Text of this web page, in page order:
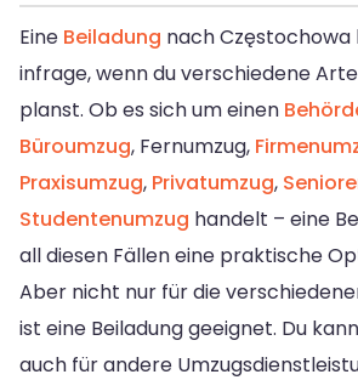
Eine Beiladung nach
infrage, wenn du verschiedene
planst. Ob es sich um einen
Büroumzug, Fernumzug,
Praxisumzug, Privatumzug,
Studentenumzug handelt – eine
all diesen Fällen eine praktische
Aber nicht nur für die
ist eine Beiladung geeignet. Du
auch für andere